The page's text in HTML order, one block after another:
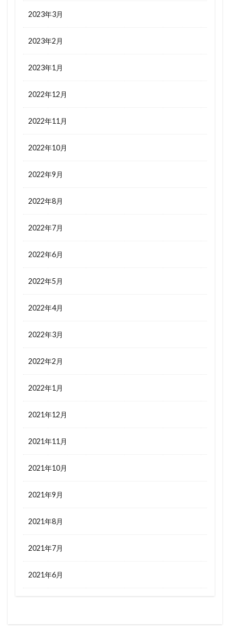
2023年3月
2023年2月
2023年1月
2022年12月
2022年11月
2022年10月
2022年9月
2022年8月
2022年7月
2022年6月
2022年5月
2022年4月
2022年3月
2022年2月
2022年1月
2021年12月
2021年11月
2021年10月
2021年9月
2021年8月
2021年7月
2021年6月